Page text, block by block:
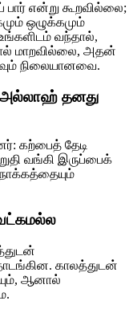
ஒழுக்கமும்
வந்தால்,
மாறவில்லை, அதன்
நிலையானவை.
அல்லாஹ் தனது
கற்பைத் தேடி
வங்கி இருப்பைக்
காலத்துடன்
ஆனால்